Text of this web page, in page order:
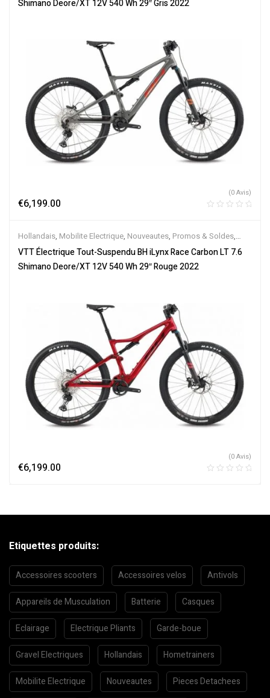
Shimano Deore/XT 12V 540 Wh 29″ Gris 2022
€6,199.00
(0 Avis)
Hollandais, Mobilite Electrique, Nouveautes, Promos & Soldes,
Tout-Suspendus,Vélo électrique ville,Velos Electriques,VTT
Électriques
VTT Électrique Tout-Suspendu BH iLynx Race Carbon LT 7.6
Shimano Deore/XT 12V 540 Wh 29″ Rouge 2022
€6,199.00
(0 Avis)
Etiquettes produits:
Accessoires scooters Accessoires velos Antivols
Appareils de Musculation Batterie Casques
Eclairage Electrique Pliants Garde-boue
Gravel Electriques Hollandais Hometrainers
Mobilite Electrique Nouveautes Pieces Detachees